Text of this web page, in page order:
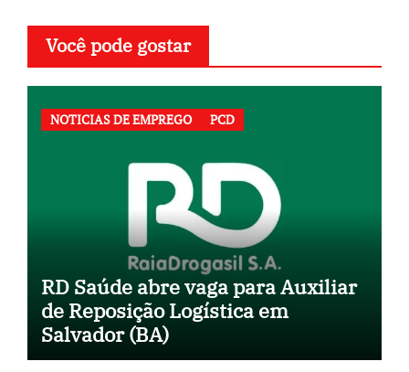
Você pode gostar
NOTICIAS DE EMPREGO PCD
RD Saúde abre vaga para Auxiliar
de Reposição Logística em
Salvador (BA)